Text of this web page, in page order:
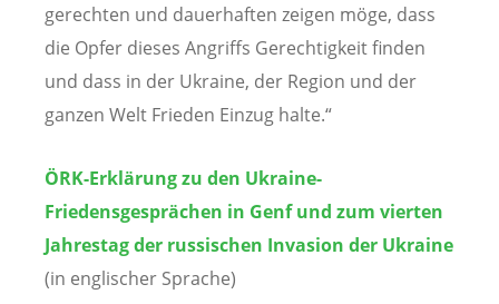
gerechten und dauerhaften zeigen möge, dass
die Opfer dieses Angriffs Gerechtigkeit finden
und dass in der Ukraine, der Region und der
ganzen Welt Frieden Einzug halte.“
ÖRK-Erklärung zu den Ukraine-
Friedensgesprächen in Genf und zum vierten
Jahrestag der russischen Invasion der Ukraine
(in englischer Sprache)